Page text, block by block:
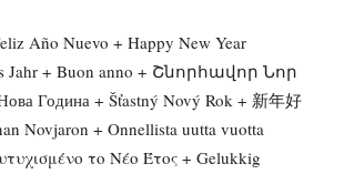
Año Nuevo + Happy New Year
Jahr + Buon anno + Շնորհավոր Նոր
Година + Šťastný Nový Rok + 新年好
Novjaron + Onnellista uutta vuotta
το Νέο Έτος + Gelukkig